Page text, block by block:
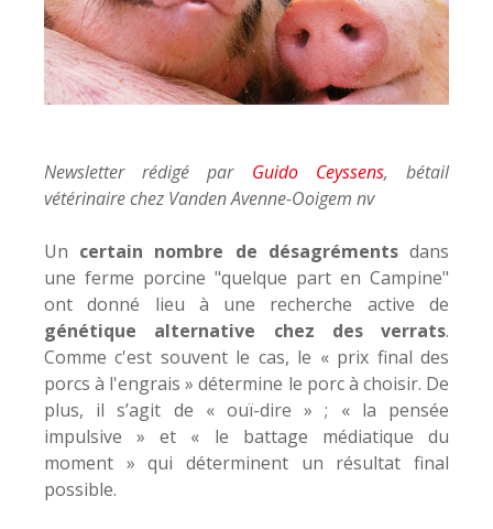
Newsletter rédigé par Guido Ceyssens, bétail
vétérinaire chez Vanden Avenne-Ooigem nv
Un certain nombre de désagrémentsdans
une ferme porcine "quelque part en Campine"
ont donné lieu à une recherche active de
génétique alternative chez des verrats.
Comme c'est souvent le cas, le « prix final des
porcs à l'engrais » détermine le porc à choisir. De
plus, il s’agit de « ouï-dire » ; « la pensée
impulsive » et « le battage médiatique du
moment » qui déterminent un résultat final
possible.